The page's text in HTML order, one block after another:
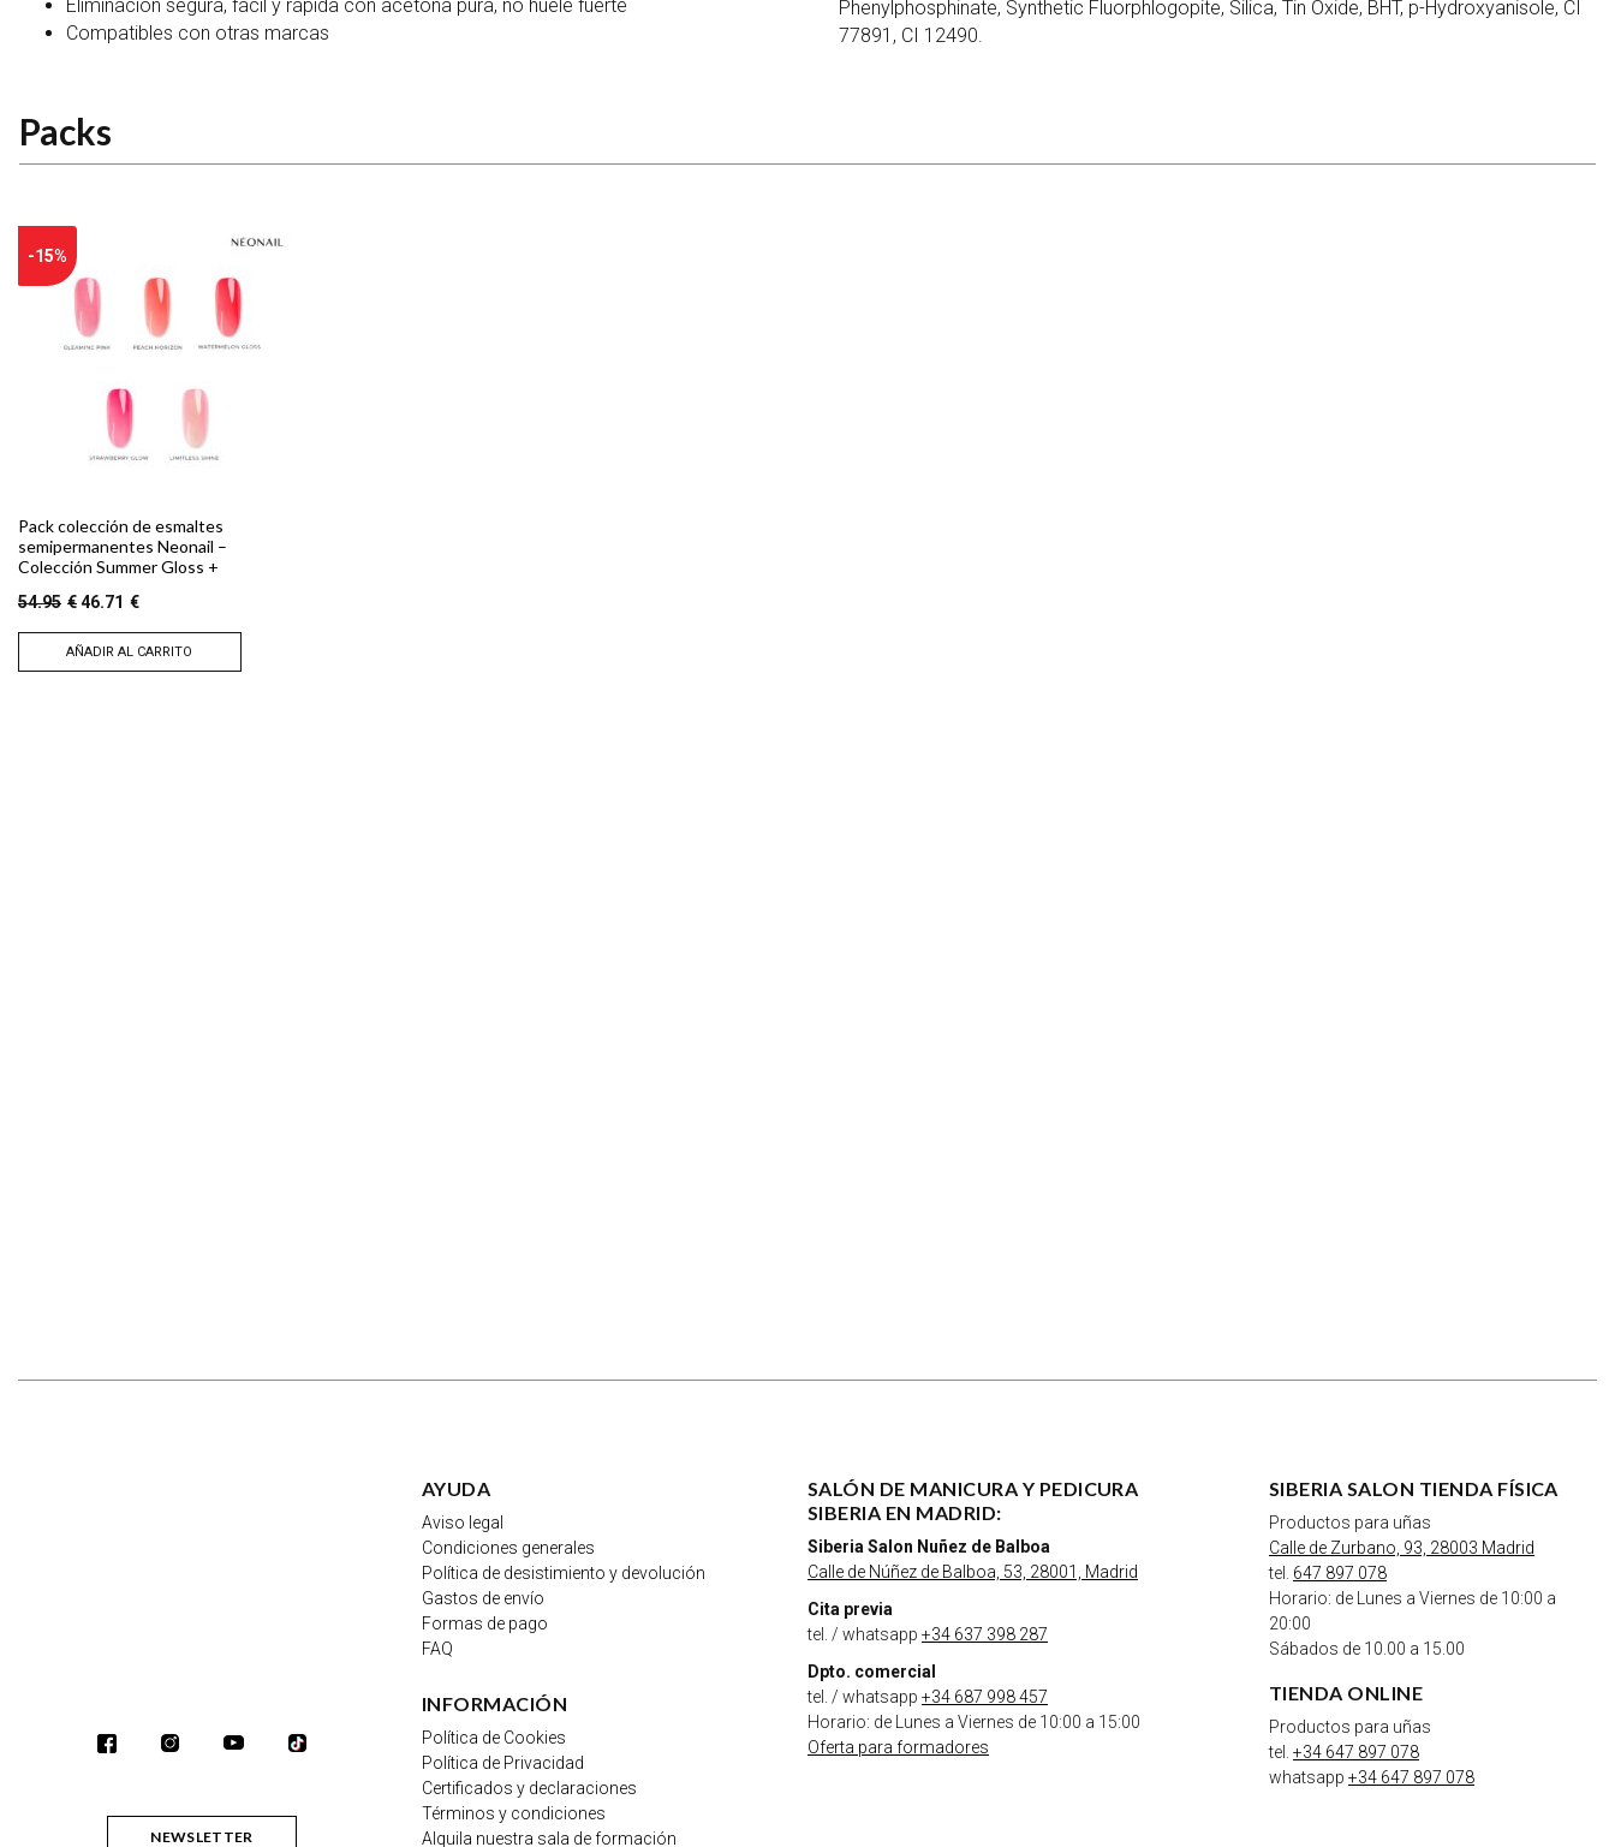
⁠Eliminación segura, fácil y rápida con acetona pura, no huele fuerte
⁠Compatibles con otras marcas
Phenylphosphinate, Synthetic Fluorphlogopite, Silica, Tin Oxide, BHT, p-Hydroxyanisole, CI
77891, CI 12490.
Packs
-15%
Pack colección de esmaltes
semipermanentes Neonail –
Colección Summer Gloss +
54.95 € El precio original era: 54.95€.
46.71 €El precio actual es: 46.71€.
AÑADIR AL CARRITO
NEWSLETTER
AYUDA
Aviso legal
Condiciones generales
Política de desistimiento y devolución
Gastos de envío
Formas de pago
FAQ
INFORMACIÓN
Política de Cookies
Política de Privacidad
Certificados y declaraciones
Términos y condiciones
Alquila nuestra sala de formación
SALÓN DE MANICURA Y PEDICURA
SIBERIA EN MADRID:
Siberia Salon Nuñez de Balboa
Calle de Núñez de Balboa, 53, 28001, Madrid
Cita previa
tel. / whatsapp +34 637 398 287
Dpto. comercial
tel. / whatsapp +34 687 998 457
Horario: de Lunes a Viernes de 10:00 a 15:00
Oferta para formadores
SIBERIA SALON TIENDA FÍSICA
Productos para uñas
Calle de Zurbano, 93, 28003 Madrid
tel. 647 897 078
Horario: de Lunes a Viernes de 10:00 a
20:00
Sábados de 10.00 a 15.00
TIENDA ONLINE
Productos para uñas
tel. +34 647 897 078
whatsapp +34 647 897 078